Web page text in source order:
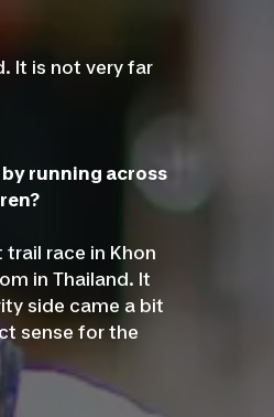
It is not very far
running across
race in Khon
in Thailand. It
side came a bit
sense for the